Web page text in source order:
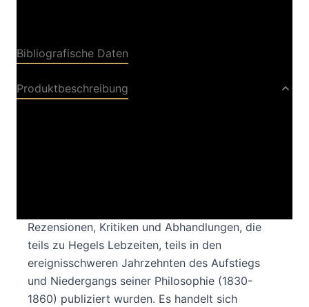
Bibliografische Daten
Produktbeschreibung
Rezensionen, Kritiken und Abhandlungen, die
teils zu Hegels Lebzeiten, teils in den
ereignisschweren Jahrzehnten des Aufstiegs
und Niedergangs seiner Philosophie (1830-
1860) publiziert wurden. Es handelt sich